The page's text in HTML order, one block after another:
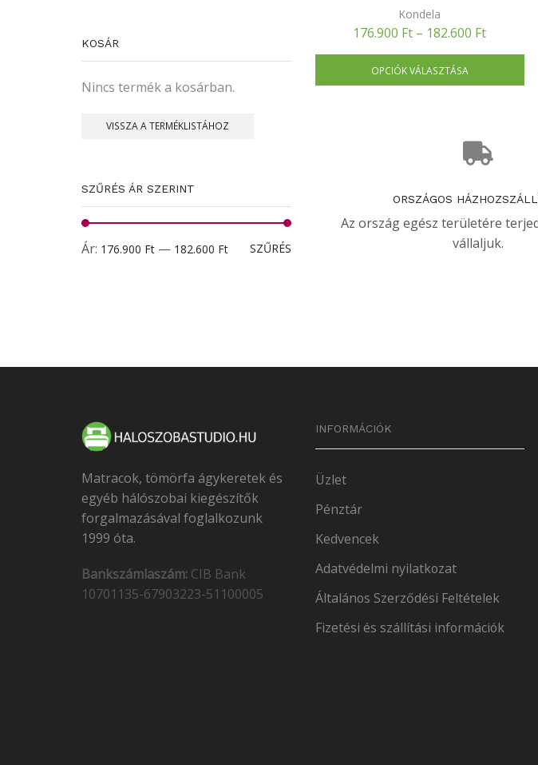
Kondela
176.900 Ft – 182.600 Ft
OPCIÓK VÁLASZTÁSA
ORSZÁGOS
Az ország egész területére
vállaljuk.
KOSÁR
Nincs termék a kosárban.
VISSZA A TERMÉKLISTÁHOZ
SZŰRÉS ÁR SZERINT
Min
Max
SZŰRÉS
Ár: 176.900 Ft — 182.600 Ft
Matracok, tömörfa ágykeretek és
egyéb hálószobai kiegészítők
forgalmazásával foglalkozunk
1999 óta.
Bankszámlaszám: CIB Bank
10701135-67903223-51100005
INFORMÁCIÓK
Üzlet
Pénztár
Kedvencek
Adatvédelmi nyilatkozat
Általános Szerződési Feltételek
Fizetési és szállítási információk